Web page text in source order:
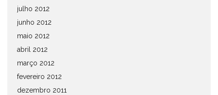
julho 2012
junho 2012
maio 2012
abril 2012
março 2012
fevereiro 2012
dezembro 2011